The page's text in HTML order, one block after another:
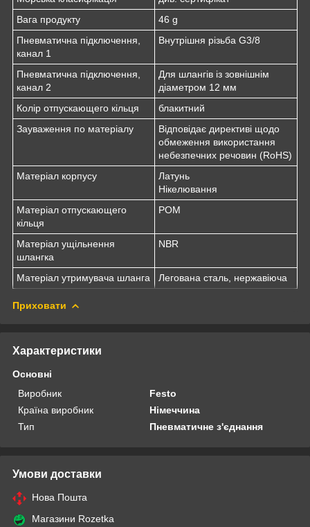
Вага продукту
46 g
Пневматична підключення,
канал 1
Внутрішня різьба G3/8
Пневматична підключення,
канал 2
Для шлангів із зовнішнім
діаметром 12 мм
Колір отпускающего кільця
блакитний
Зауваження по матеріалу
Відповідає директиві щодо
обмеження використання
небезпечних речовин (RoHS)
Матеріал корпусу
Латунь
Нікелювання
Матеріал отпускающего
кільця
POM
Матеріал ущільнення
шлангка
NBR
Матеріал утримувача шланга Легована сталь, нержавіюча
Приховати
Характеристики
Основні
Виробник
Festo
Країна виробник
Німеччина
Тип
Пневматичне з'єднання
Умови доставки
Нова Пошта
Магазини Rozetka